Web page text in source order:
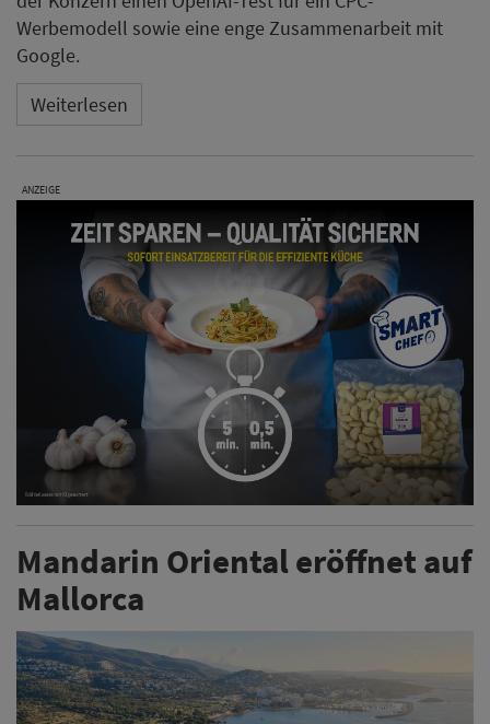
Werbemodell sowie eine enge Zusammenarbeit mit
Google.
Weiterlesen
ANZEIGE
Mandarin Oriental eröffnet auf
Mallorca